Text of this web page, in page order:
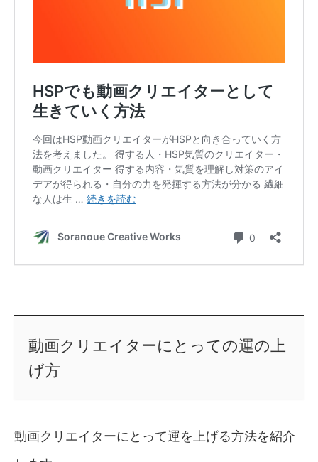
動画クリエイターにとっての運の上
げ方
動画クリエイターにとって運を上げる方法を紹介